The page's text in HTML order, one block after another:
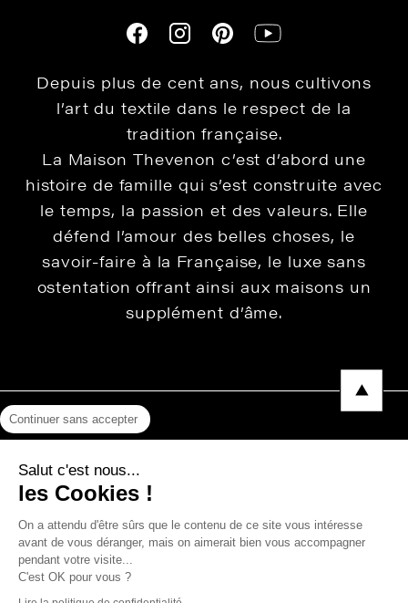
Depuis plus de cent ans, nous cultivons
l’art du textile dans le respect de la
tradition française.
La Maison Thevenon c’est d’abord une
histoire de famille qui s’est construite avec
le temps, la passion et des valeurs. Elle
défend l’amour des belles choses, le
savoir-faire à la Française, le luxe sans
ostentation offrant ainsi aux maisons un
supplément d’âme.
Protection des données
Photos, Vidéos & Catalogues
Continuer sans accepter
Salut c'est nous...
les Cookies !
On a attendu d'être sûrs que le contenu de ce site vous intéresse
avant de vous déranger, mais on aimerait bien vous accompagner
pendant votre visite...
C'est OK pour vous ?